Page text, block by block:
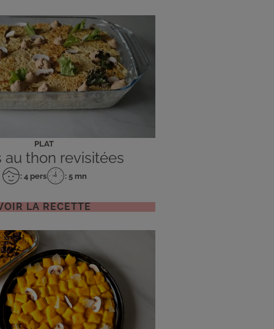
PLAT
au thon revisitées
Nombre
personnes
: 4 pers
Temps
préparation
: 5 mn
LA RECETTE